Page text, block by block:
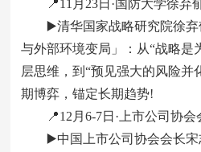
📍11月23日·国防大学徐弃郁
▶️清华国家战略研究院徐弃
与外部环境变局」：从“战略是
层思维，到“预见强大的风险
期博弈，锚定长期趋势!
📍12月6-7日·上市公司协会
▶️中国上市公司协会会长宋